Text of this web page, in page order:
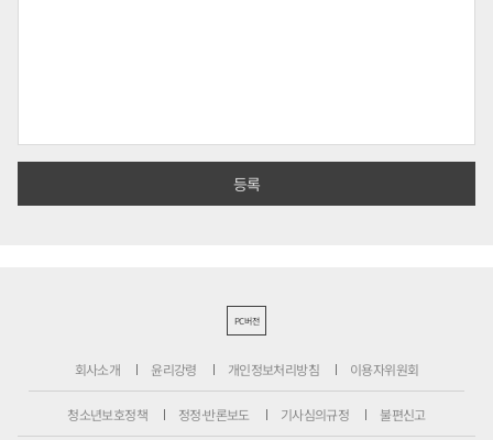
PC버전
회사소개 윤리강령 개인정보처리방침 이용자위원회
청소년보호정책 정정·반론보도 기사심의규정 불편신고